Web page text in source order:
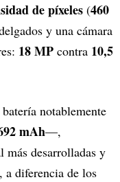
de píxeles (460
y una cámara
18 MP contra 10,5
notablemente
mAh—,
desarrolladas y
, a diferencia de los